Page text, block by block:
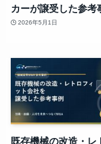
カーが譲受した参考
2026年5月1日
既存機械の改造・レ